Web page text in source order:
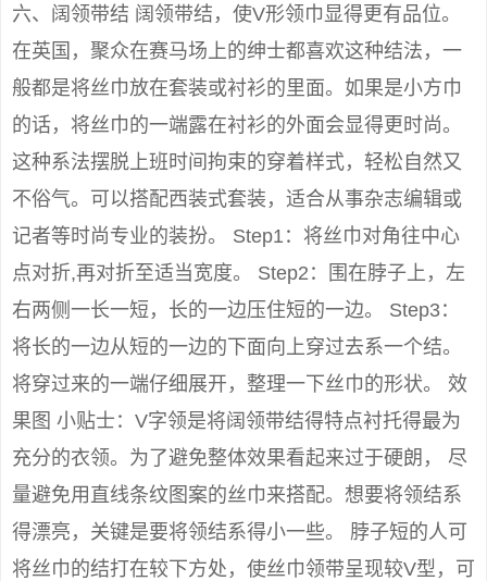
六、阔领带结 阔领带结，使V形领巾显得更有品位。
在英国，聚众在赛马场上的绅士都喜欢这种结法，一
般都是将丝巾放在套装或衬衫的里面。如果是小方巾
的话，将丝巾的一端露在衬衫的外面会显得更时尚。
这种系法摆脱上班时间拘束的穿着样式，轻松自然又
不俗气。可以搭配西装式套装，适合从事杂志编辑或
记者等时尚专业的装扮。 Step1：将丝巾对角往中心
点对折,再对折至适当宽度。 Step2：围在脖子上，左
右两侧一长一短，长的一边压住短的一边。 Step3：
将长的一边从短的一边的下面向上穿过去系一个结。
将穿过来的一端仔细展开，整理一下丝巾的形状。 效
果图 小贴士：V字领是将阔领带结得特点衬托得最为
充分的衣领。为了避免整体效果看起来过于硬朗， 尽
量避免用直线条纹图案的丝巾来搭配。想要将领结系
得漂亮，关键是要将领结系得小一些。 脖子短的人可
将丝巾的结打在较下方处，使丝巾领带呈现较V型，可